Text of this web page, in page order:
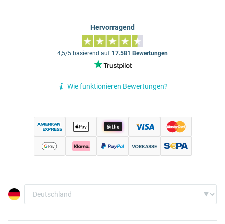
Hervorragend
4,5/5 basierend auf 17.581 Bewertungen
Wie funktionieren Bewertungen?